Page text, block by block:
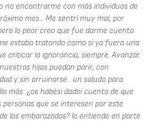
no encontrarme con más individuos de
mes... Me sentrí muy mal, por
lo peor creo que fue darme cuenta
estaba tratando como si yo fuera una
criticar la ignorancia, siempre. Avanzar.
hijas puedan parir, con
y sin arruinarse . un saludo para
más: ¿os habési dadoi cuenta de que
personas que se interesen por este
las embarazadas? lo entiendo en parte